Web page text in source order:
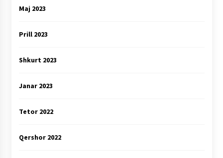
Maj 2023
Prill 2023
Shkurt 2023
Janar 2023
Tetor 2022
Qershor 2022